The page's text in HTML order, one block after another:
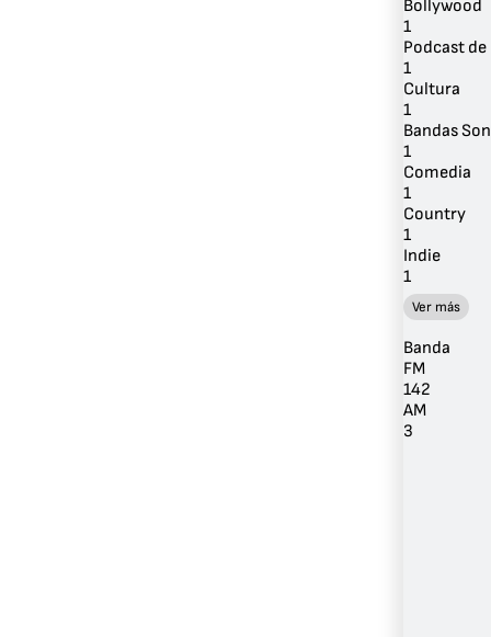
Bollywood
1
Podcast
1
Cultura
1
Bandas
1
Comedia
1
Country
1
Indie
1
Ver más
Banda
FM
142
AM
3